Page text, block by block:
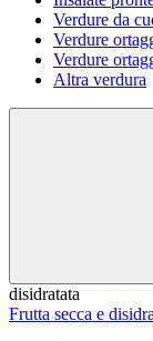
Verdure da
Verdure
Verdure
Altra verdura
disidratata
Frutta secca e